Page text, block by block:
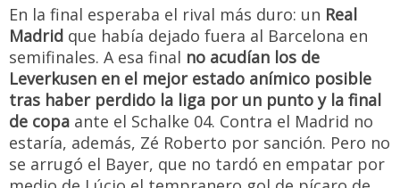
En la final esperaba el rival más duro: un Real
Madrid que había dejado fuera al Barcelona en
semifinales. A esa final no acudían los de
Leverkusen en el mejor estado anímico posible
tras haber perdido la liga por un punto y la final
de copa ante el Schalke 04. Contra el Madrid no
estaría, además, Zé Roberto por sanción. Pero no
se arrugó el Bayer, que no tardó en empatar por